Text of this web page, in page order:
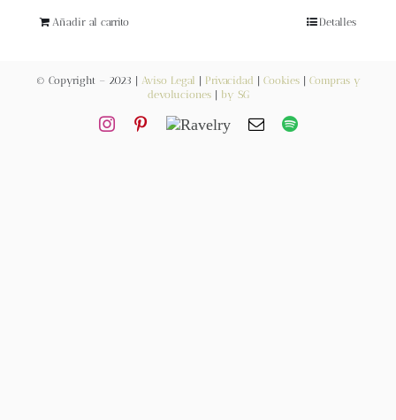
Contacto
Newsletter
Añadir al carrito Detalles
© Copyright – 2023 | Aviso Legal Privacidad Cookies| Compras y
devoluciones| by SG